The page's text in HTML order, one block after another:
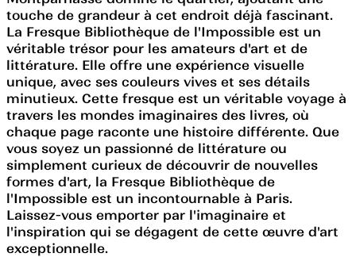
touche de grandeur à cet endroit déjà fascinant.
La Fresque Bibliothèque de l'Impossible est un
véritable trésor pour les amateurs d'art et de
littérature. Elle offre une expérience visuelle
unique, avec ses couleurs vives et ses détails
minutieux. Cette fresque est un véritable voyage à
travers les mondes imaginaires des livres, où
chaque page raconte une histoire différente. Que
vous soyez un passionné de littérature ou
simplement curieux de découvrir de nouvelles
formes d'art, la Fresque Bibliothèque de
l'Impossible est un incontournable à Paris.
Laissez-vous emporter par l'imaginaire et
l'inspiration qui se dégagent de cette œuvre d'art
exceptionnelle.